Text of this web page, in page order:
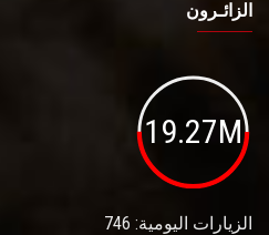
الزائـرون
19.27M
الزيارات اليومية: 746